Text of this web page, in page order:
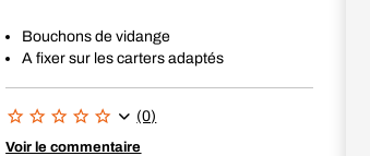
Bouchons de vidange
A fixer sur les carters adaptés
(0)
Voir le commentaire